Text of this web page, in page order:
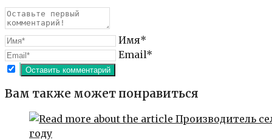
Имя*
Email*
Вам также может понравиться